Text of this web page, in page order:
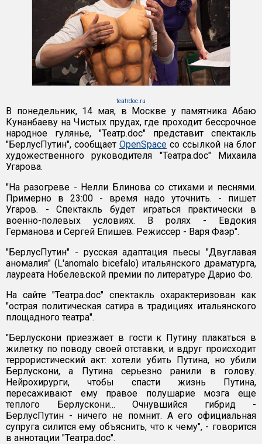
teatrdoc.ru
В понедельник, 14 мая, в Москве у памятника Абаю
Кунанбаеву на Чистых прудах, где проходит бессрочное
народное гулянье, "Театр.doc" представит спектакль
"БерлусПутин", сообщает OpenSpace со ссылкой на блог
художественного руководителя "Театра.doc" Михаила
Угарова.
"На разогреве - Нелли Блинова со стихами и песнями.
Примерно в 23:00 - время надо уточнить. - пишет
Угаров. - Спектакль будет играться практически в
военно-полевых условиях. В ролях - Евдокия
Германова и Сергей Епишев. Режиссер - Варя Фаэр".
"БерлусПутин" - русская адаптация пьесы "Двуглавая
аномалия" (L'anomalo bicefalo) итальянского драматурга,
лауреата Нобелевской премии по литературе Дарио Фо.
На сайте "Театра.doc" спектакль охарактеризован как
"острая политическая сатира в традициях итальянского
площадного театра".
"Берлускони приезжает в гости к Путину плакаться в
жилетку по поводу своей отставки, и вдруг происходит
террористический акт: хотели убить Путина, но убили
Берлускони, а Путина серьезно ранили в голову.
Нейрохирурги, чтобы спасти жизнь Путина,
пересаживают ему правое полушарие мозга еще
теплого Берлускони... Очнувшийся гибрид -
БерлусПутин - ничего не помнит. А его официальная
супруга силится ему объяснить, что к чему", - говорится
в аннотации "Театра.doc".